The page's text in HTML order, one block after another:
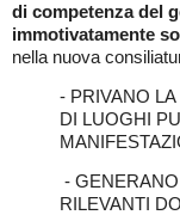
di competenza del
immotivatamente
nella nuova
- PRIVANO
DI LUOGHI
-
RILEVANTI